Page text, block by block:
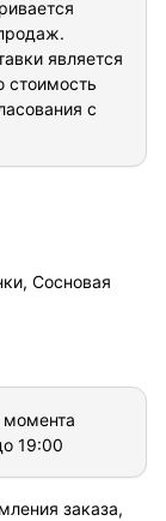
является
стоимость
с
Сосновая
момента
19:00
заказа,